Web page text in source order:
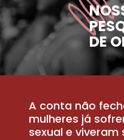
DE
A conta não
mulheres já
sexual e viveram